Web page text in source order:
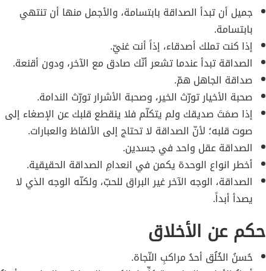
جميل أن تبدأ الصداقة بابتسامة، والأجمل منها أن تنتهي
بابتسامة.
إذا كنت تملك أصدقاء، إذاً أنت غنيّ.
الصداقة تبدأ عندما تشعر أنّك صادق مع الآخر، ودون أقنعة.
صداقة الجاهل همّ.
صحبة الأخيار تورّث الخير، وصحبة الأشرار تورّث الندامة.
إذا صمَتَ صديقك ولم يتكلّم فلا ينقطع قلبك عن الإصغاء إلى
صوت قلبه؛ لأنّ الصداقة لا تحتاج إلى الألفاظ والعبارات.
الصداقة عقل واحد في جسدين.
أخطر انواع الوحدة يكمن في انعدامِ الصداقة الحقيقية.
الصداقة، الوجه الآخر غير البراق للحبّ، ولكنّه الوجه الذي لا
يصدأ أبداً.
حكم عن الأخلاق
حُسنُ الخُلُق أحدُ مراكبِ النّجاة.